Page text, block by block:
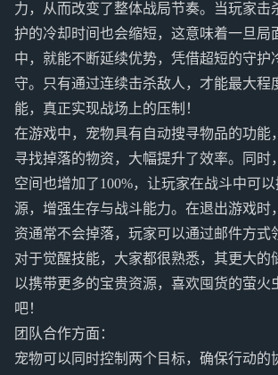
力，从而改变了整体战局节奏。当玩家击
护的冷却时间也会缩短，这意味着一旦局
中，就能不断延续优势，凭借超短的守护
守。只有通过连续击杀敌人，才能最大程
能，真正实现战场上的压制！
在游戏中，宠物具有自动搜寻物品的功能
寻找掉落的物资，大幅提升了效率。同时
空间也增加了100%，让玩家在战斗中可
源，增强生存与战斗能力。在退出游戏时
资通常不会掉落，玩家可以通过邮件方式
对于觉醒技能，大家都很熟悉，其更大的
以携带更多的宝贵资源，喜欢囤货的萤火
吧！
团队合作方面：
宠物可以同时控制两个目标，确保行动的